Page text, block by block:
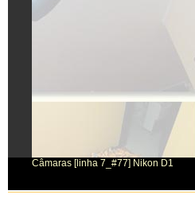
Câmaras [linha 7_#77] Nikon D1